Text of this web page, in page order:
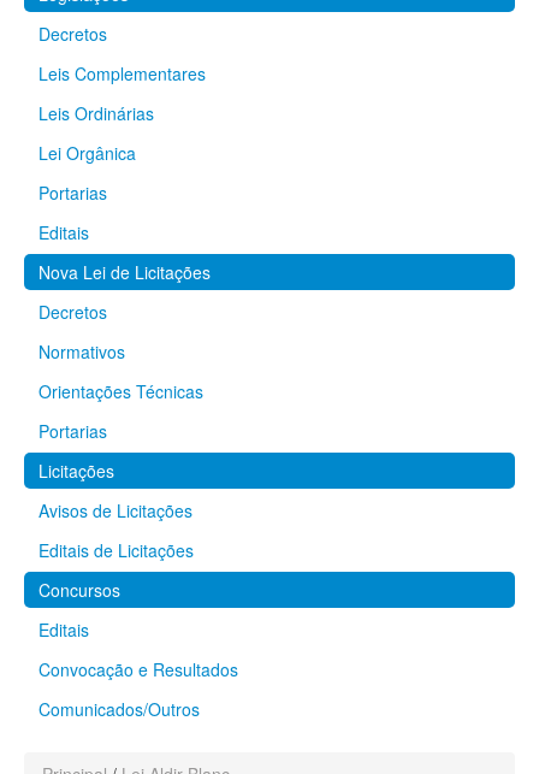
Decretos
Leis Complementares
Leis Ordinárias
Lei Orgânica
Portarias
Editais
Nova Lei de Licitações
Decretos
Normativos
Orientações Técnicas
Portarias
Licitações
Avisos de Licitações
Editais de Licitações
Concursos
Editais
Convocação e Resultados
Comunicados/Outros